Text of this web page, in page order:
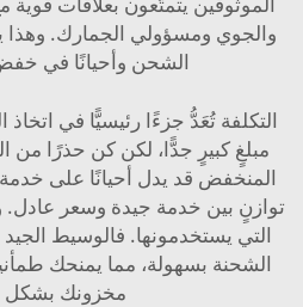
والجوي ومسؤولي الجمارك.
الشحن وأحيانًا في
التكلفة تُعَدُّ جزءًا رئيسيًّا في
مبلغٍ كبيرٍ جدًّا، لكن كن حذرًا من
المنخفض قد يدل أحيانًا على
توازنٍ بين خدمة جيدة وسعر عادل.
التي يستخدمونها. فالوسيط الجيد
الشحنة بسهولة، مما يمنحك
مخزونك